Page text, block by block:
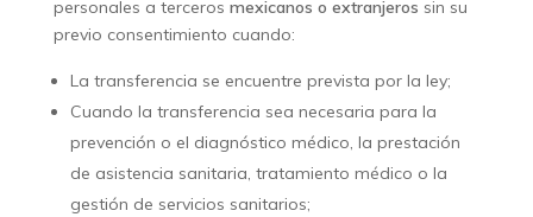
personales a terceros mexicanos o extranjeros sin su
previo consentimiento cuando:
La transferencia se encuentre prevista por la ley;
Cuando la transferencia sea necesaria para la
prevención o el diagnóstico médico, la prestación
de asistencia sanitaria, tratamiento médico o la
gestión de servicios sanitarios;